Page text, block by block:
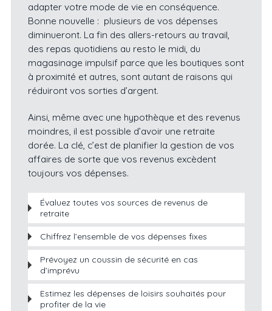
adapter votre mode de vie en conséquence.
Bonne nouvelle : plusieurs de vos dépenses
diminueront. La fin des allers-retours au travail,
des repas quotidiens au resto le midi, du
magasinage impulsif parce que les boutiques sont
à proximité et autres, sont autant de raisons qui
réduiront vos sorties d’argent.
Ainsi, même avec une hypothèque et des revenus
moindres, il est possible d’avoir une retraite
dorée. La clé, c’est de planifier la gestion de vos
affaires de sorte que vos revenus excèdent
toujours vos dépenses.
Évaluez toutes vos sources de revenus de
retraite
Chiffrez l’ensemble de vos dépenses fixes
Prévoyez un coussin de sécurité en cas
d’imprévu
Estimez les dépenses de loisirs souhaités pour
profiter de la vie